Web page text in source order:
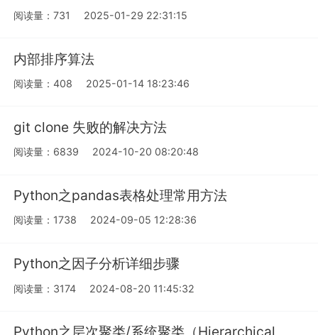
阅读量：731 2025-01-29 22:31:15
内部排序算法
阅读量：408 2025-01-14 18:23:46
git clone 失败的解决方法
阅读量：6839 2024-10-20 08:20:48
Python之pandas表格处理常用方法
阅读量：1738 2024-09-05 12:28:36
Python之因子分析详细步骤
阅读量：3174 2024-08-20 11:45:32